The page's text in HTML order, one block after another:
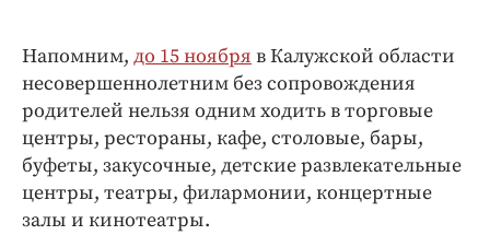
Напомним, до 15 ноября в Калужской области
несовершеннолетним без сопровождения
родителей нельзя одним ходить в торговые
центры, рестораны, кафе, столовые, бары,
буфеты, закусочные, детские развлекательные
центры, театры, филармонии, концертные
залы и кинотеатры.